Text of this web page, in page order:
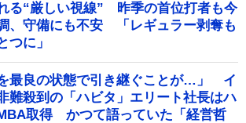
る“厳しい視線” 昨季の首位打者も今
、守備にも不安 「レギュラー剥奪も
つに」
を最良の状態で引き継ぐことが…」 イ
難殺到の「ハビタ」エリート社長はハ
取得 かつて語っていた「経営哲